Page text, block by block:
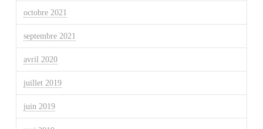
octobre 2021
septembre 2021
avril 2020
juillet 2019
juin 2019